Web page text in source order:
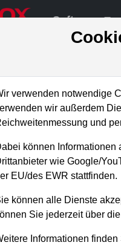
Software
Roku:
Ark-
Uhlschmied
verwenden notwendige
wir außerdem
und
können Informationen
wie Google/
EU/des EWR stattfinden.
können alle Dienste
Sie jederzeit über die
Informationen